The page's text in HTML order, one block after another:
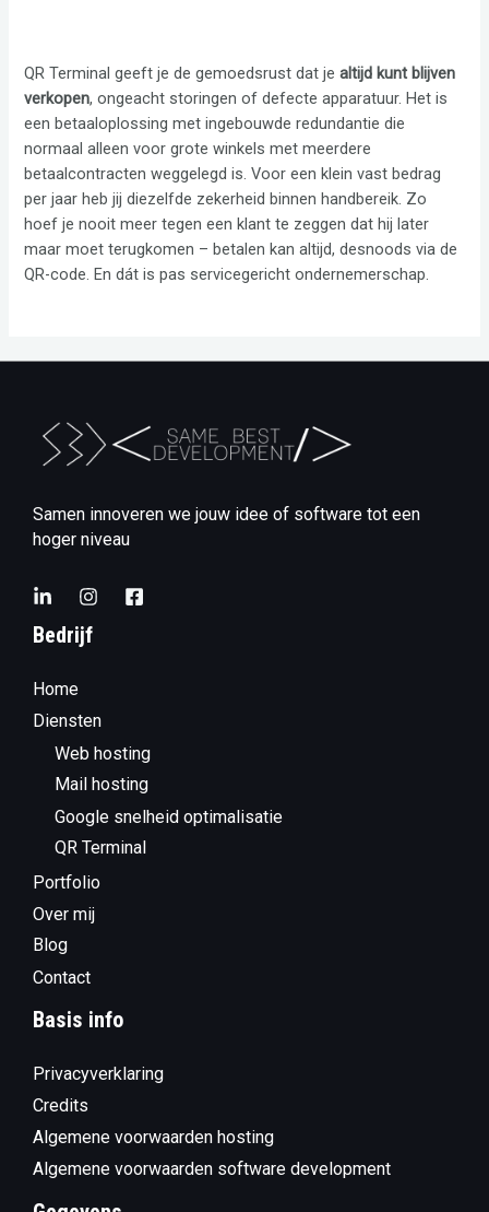
QR Terminal geeft je de gemoedsrust dat jealtijd kunt blijven
verkopen, ongeacht storingen of defecte apparatuur. Het is
een betaaloplossing met ingebouwde redundantie die
normaal alleen voor grote winkels met meerdere
betaalcontracten weggelegd is. Voor een klein vast bedrag
per jaar heb jij diezelfde zekerheid binnen handbereik. Zo
hoef je nooit meer tegen een klant te zeggen dat hij later
maar moet terugkomen – betalen kan altijd, desnoods via de
QR-code. En dát is pas servicegericht ondernemerschap.
Samen innoveren we jouw idee of software tot een
hoger niveau
Bedrijf
Home
Diensten
Web hosting
Mail hosting
Google snelheid optimalisatie
QR Terminal
Portfolio
Over mij
Blog
Contact
Basis info
Privacyverklaring
Credits
Algemene voorwaarden hosting
Algemene voorwaarden software development